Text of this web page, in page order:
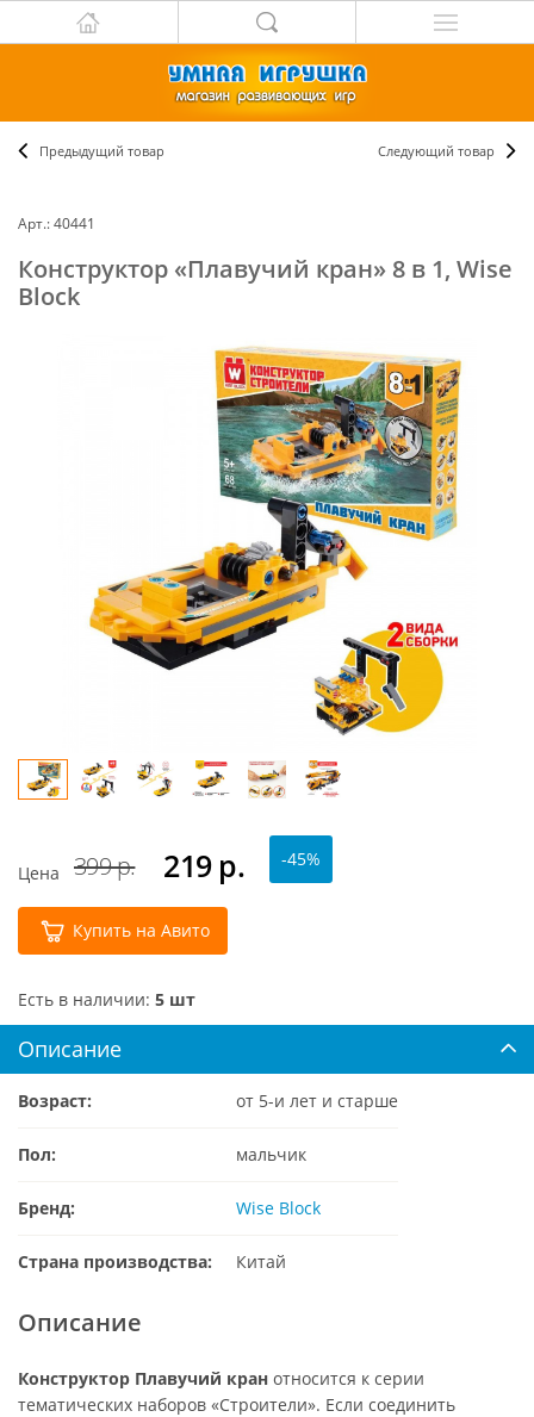
Предыдущий товар Следующий товар
Арт.: 40441
Конструктор «Плавучий кран» 8 в 1, Wise
Block
Цена 399 р. 219 р. -45%
Купить на Авито
Есть в наличии: 5 шт
Описание
Возраст: от 5-и лет и старше
Пол: мальчик
Бренд: Wise Block
Страна производства: Китай
Описание
Конструктор Плавучий кран относится к серии
тематических наборов «Строители». Если соединить